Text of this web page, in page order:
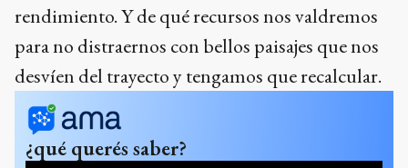
rendimiento. Y de qué recursos nos valdremos
para no distraernos con bellos paisajes que nos
desvíen del trayecto y tengamos que recalcular.
¿qué querés saber?